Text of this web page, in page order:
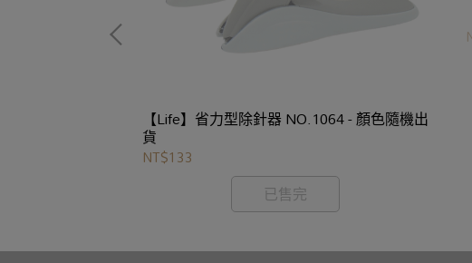
【Life】省力型除針器 NO.1064 - 顏色隨機出
貨
NT$133
已售完